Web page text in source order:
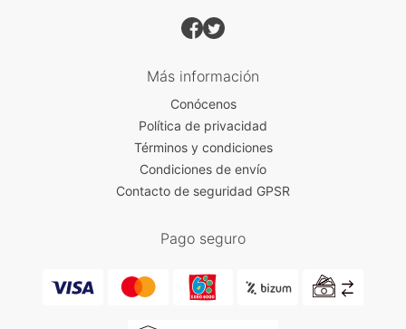
Más información
Conócenos
Política de privacidad
Términos y condiciones
Condiciones de envío
Contacto de seguridad GPSR
Pago seguro